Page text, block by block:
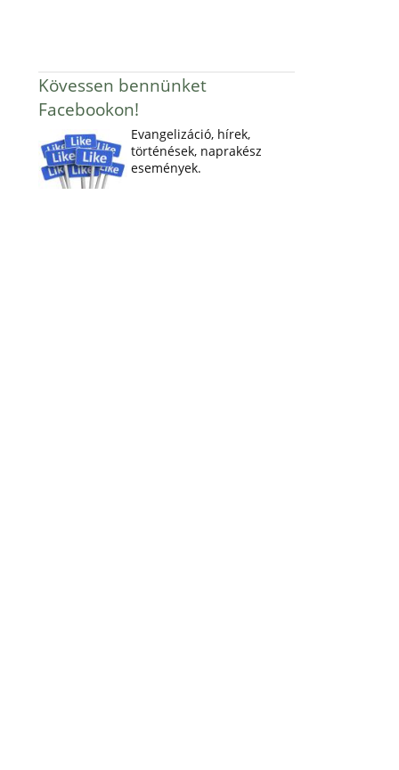
Kövessen bennünket
Facebookon!
Evangelizáció, hírek,
történések, naprakész
események.